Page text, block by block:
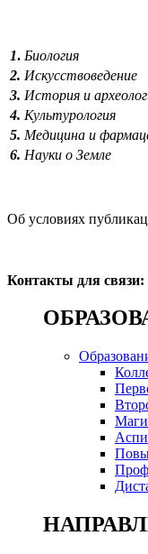
1. Биология
2. Искусствоведение
3. История и
4. Культурология
5. Медицина и
6. Науки о Земле
Об условиях
Контакты для связи: